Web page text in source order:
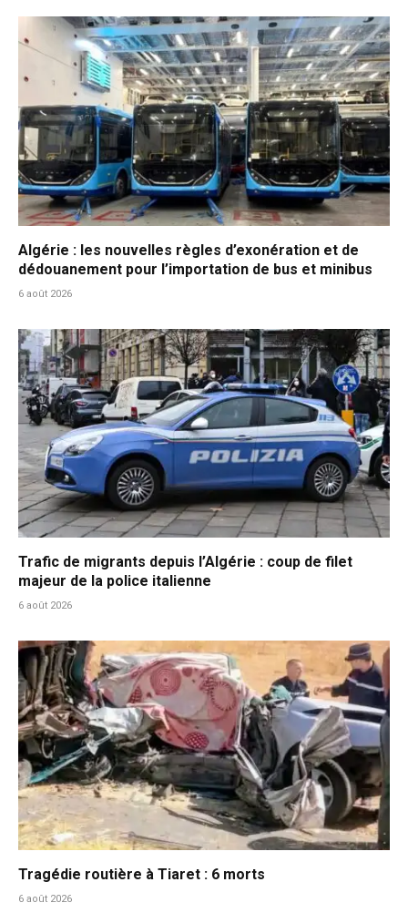
Algérie : les nouvelles règles d’exonération et de
dédouanement pour l’importation de bus et minibus
6 août 2026
Trafic de migrants depuis l’Algérie : coup de filet
majeur de la police italienne
6 août 2026
Tragédie routière à Tiaret : 6 morts
6 août 2026